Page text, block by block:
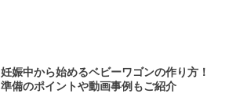
妊娠中から始めるベビーワゴンの作り方！
準備のポイントや動画事例もご紹介